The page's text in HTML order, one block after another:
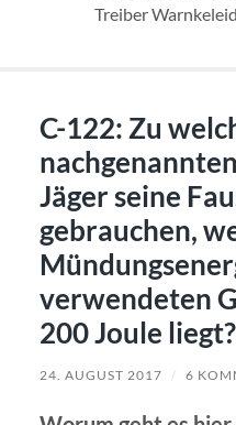
Treiber
C-122: Zu
Jäger seine
gebrauchen,
verwendeten
200 Joule liegt?
24. AUGUST 2017 / 6